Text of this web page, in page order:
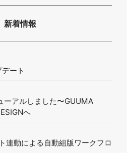
新着情報
ート
ーアルしました〜GUUMA
へ
連動による自動組版ワークフロ